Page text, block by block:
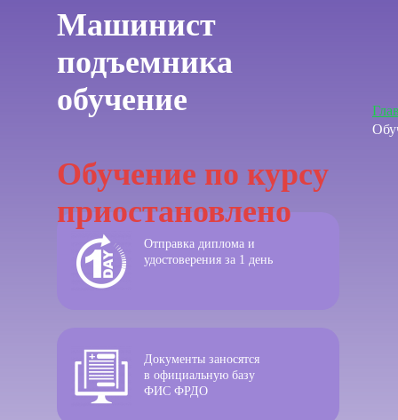
Машинист
подъемника
обучение
Обучение по курсу
приостановлено
Отправка диплома и
удостоверения за 1 день
Документы заносятся
в официальную базу
ФИС ФРДО